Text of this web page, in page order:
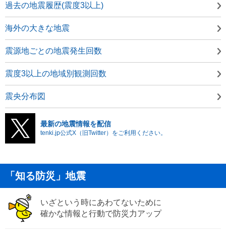
過去の地震履歴(震度3以上)
海外の大きな地震
震源地ごとの地震発生回数
震度3以上の地域別観測回数
震央分布図
最新の地震情報を配信
tenki.jp公式X（旧Twitter）をご利用ください。
「知る防災」地震
いざという時にあわてないために
確かな情報と行動で防災力アップ